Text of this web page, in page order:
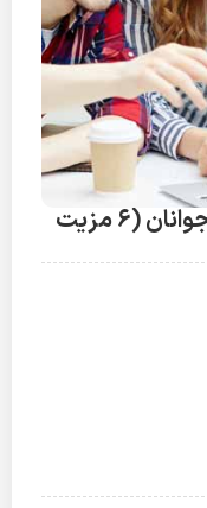
کسب و کار اینترنتی برای نوجوانان (6 مزیت